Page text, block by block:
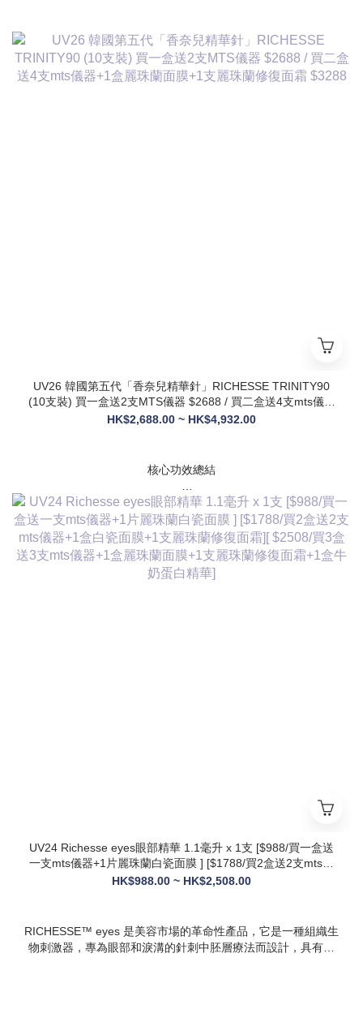
UV26 韓國第五代「香奈兒精華針」RICHESSE TRINITY90
(10支裝) 買一盒送2支MTS儀器 $2688 / 買二盒送4支mts儀器
+1盒麗珠蘭面膜+1支麗珠蘭修復面霜 $3288
HK$2,688.00 ~ HK$4,932.00
核心功效總結
✅ 膠原新生：促進膠原蛋白合成，改善皮膚自然代謝，淡化皺
紋、緊致輪廓
✅ 修護煥膚：改善痤瘡疤痕、色素沈著，修復受損肌膚屏障
✅ 營養供給：為皮膚提供全方位營養，增強彈性與光澤感
✅ 水潤亮白：深層補水鎖水，提亮膚色，讓肌膚通透飽滿
✅ 抗衰維穩：調節皮膚狀態，改善敏感與暗沈，維持健康年輕
UV24 Richesse eyes眼部精華 1.1毫升 x 1支 [$988/買一盒送
一支mts儀器+1片麗珠蘭白瓷面膜 ] [$1788/買2盒送2支mts儀
器+1盒白瓷面膜+1支麗珠蘭修復面霜][ $2508/買3盒送3支mts
HK$988.00 ~ HK$2,508.00
RICHESSE™ eyes 是美容市場的革命性產品，它是一種組織生
物刺激器，專為眼部和淚溝的針刺中胚層療法而設計，具有填